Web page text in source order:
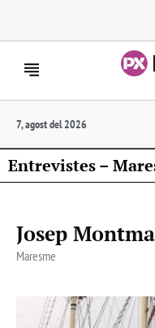
7, agost del 2026
Entrevistes –
Josep
Maresme